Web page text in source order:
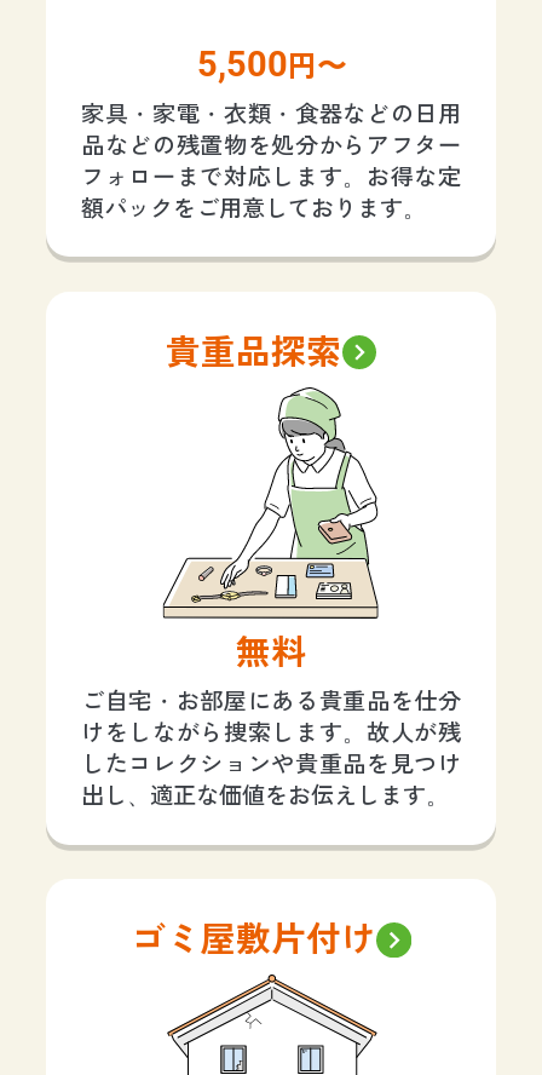
5,500 円〜
家具・家電・衣類・食器などの日用
品などの残置物を処分からアフター
フォローまで対応します。お得な定
額パックをご用意しております。
貴重品探索
無料
ご自宅・お部屋にある貴重品を仕分
けをしながら捜索します。故人が残
したコレクションや貴重品を見つけ
出し、適正な価値をお伝えします。
ゴミ屋敷片付け